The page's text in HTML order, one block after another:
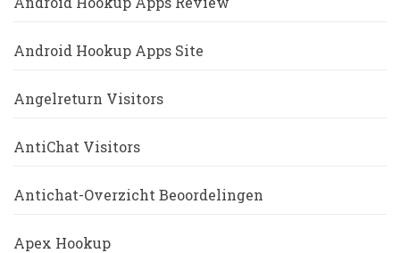
Android Hookup Apps Site
Angelreturn Visitors
AntiChat Visitors
Antichat-Overzicht Beoordelingen
Apex Hookup